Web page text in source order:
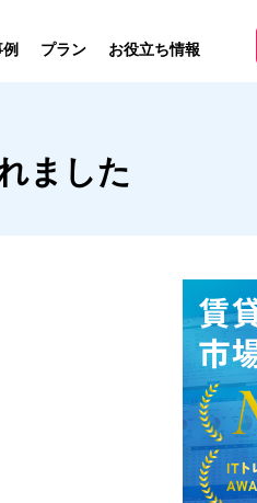
業務向け機能
制作の流れ
ビュー
プラン お役立ち情報
お役立ちブログ
ました